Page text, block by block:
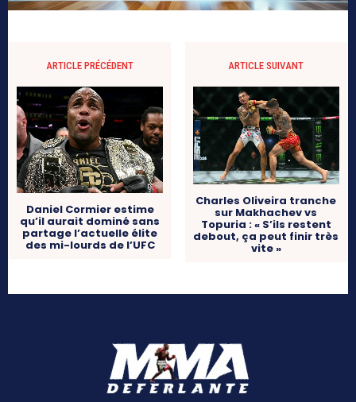
ARTICLE PRÉCÉDENT
Daniel Cormier estime
qu’il aurait dominé sans
partage l’actuelle élite
des mi-lourds de l’UFC
ARTICLE SUIVANT
Charles Oliveira tranche
sur Makhachev vs
Topuria : « S’ils restent
debout, ça peut finir très
vite »